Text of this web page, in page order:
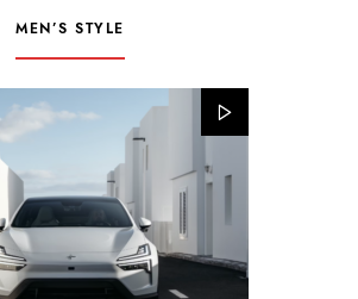
MEN’S STYLE